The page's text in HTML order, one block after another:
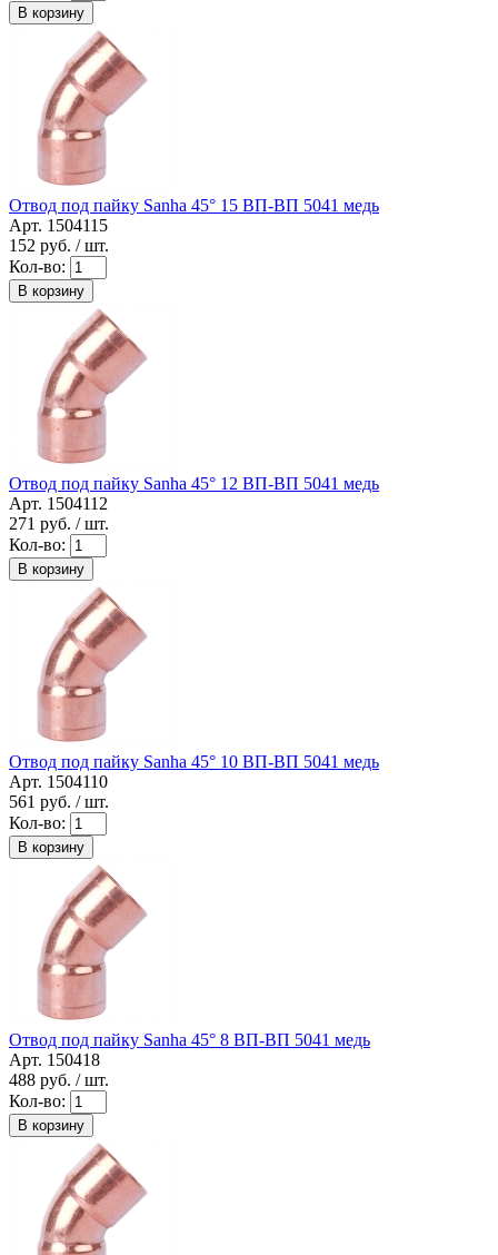
В корзину
Отвод под пайку Sanha 45° 15 ВП-ВП 5041 медь
Арт. 1504115
152 руб. / шт.
Кол-во:
В корзину
Отвод под пайку Sanha 45° 12 ВП-ВП 5041 медь
Арт. 1504112
271 руб. / шт.
Кол-во:
В корзину
Отвод под пайку Sanha 45° 10 ВП-ВП 5041 медь
Арт. 1504110
561 руб. / шт.
Кол-во:
В корзину
Отвод под пайку Sanha 45° 8 ВП-ВП 5041 медь
Арт. 150418
488 руб. / шт.
Кол-во:
В корзину